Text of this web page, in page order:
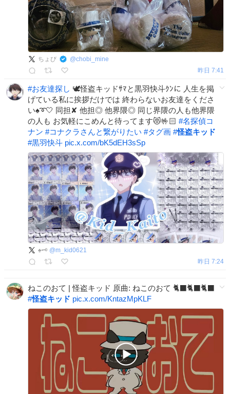
ちょび @chobi_mine
昨日 7:41
#お友達探し 🕊怪盗キッドｻﾏと黒羽快斗ｸﾝに 人生を掲
げている私に挨拶だけでは 終わらないお友達をくださ
い♠️➰🤍 同担✘ 他担◎ 他界隈◎ 同じ界隈の人も他界隈
の人も お気軽にこめんと待ってます😻🤟🏻 #名探偵コ
ナン #コナクラさんと繋がりたい #タグ画 #怪盗キッド
#黒羽快斗 pic.x.com/bK5dEH3sSp
♠️🗝 @m_kid0621
昨日 7:24
ねこのおて | 怪盗キッド 原曲: ねこのおて 🐈‍⬛🐈‍⬛🐈‍⬛
#怪盗キッド pic.x.com/KntazMpKLF